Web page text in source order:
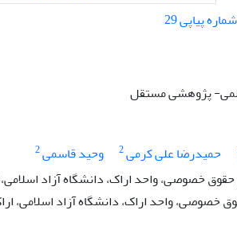
پژوهشی مستقل
حمیدرضا علی کرمی2 وحید قاسمی2
خصوصی، واحد اراک، دانشگاه آزاد اسلامی،
خصوصی، واحد اراک، دانشگاه آزاد اسلامی،